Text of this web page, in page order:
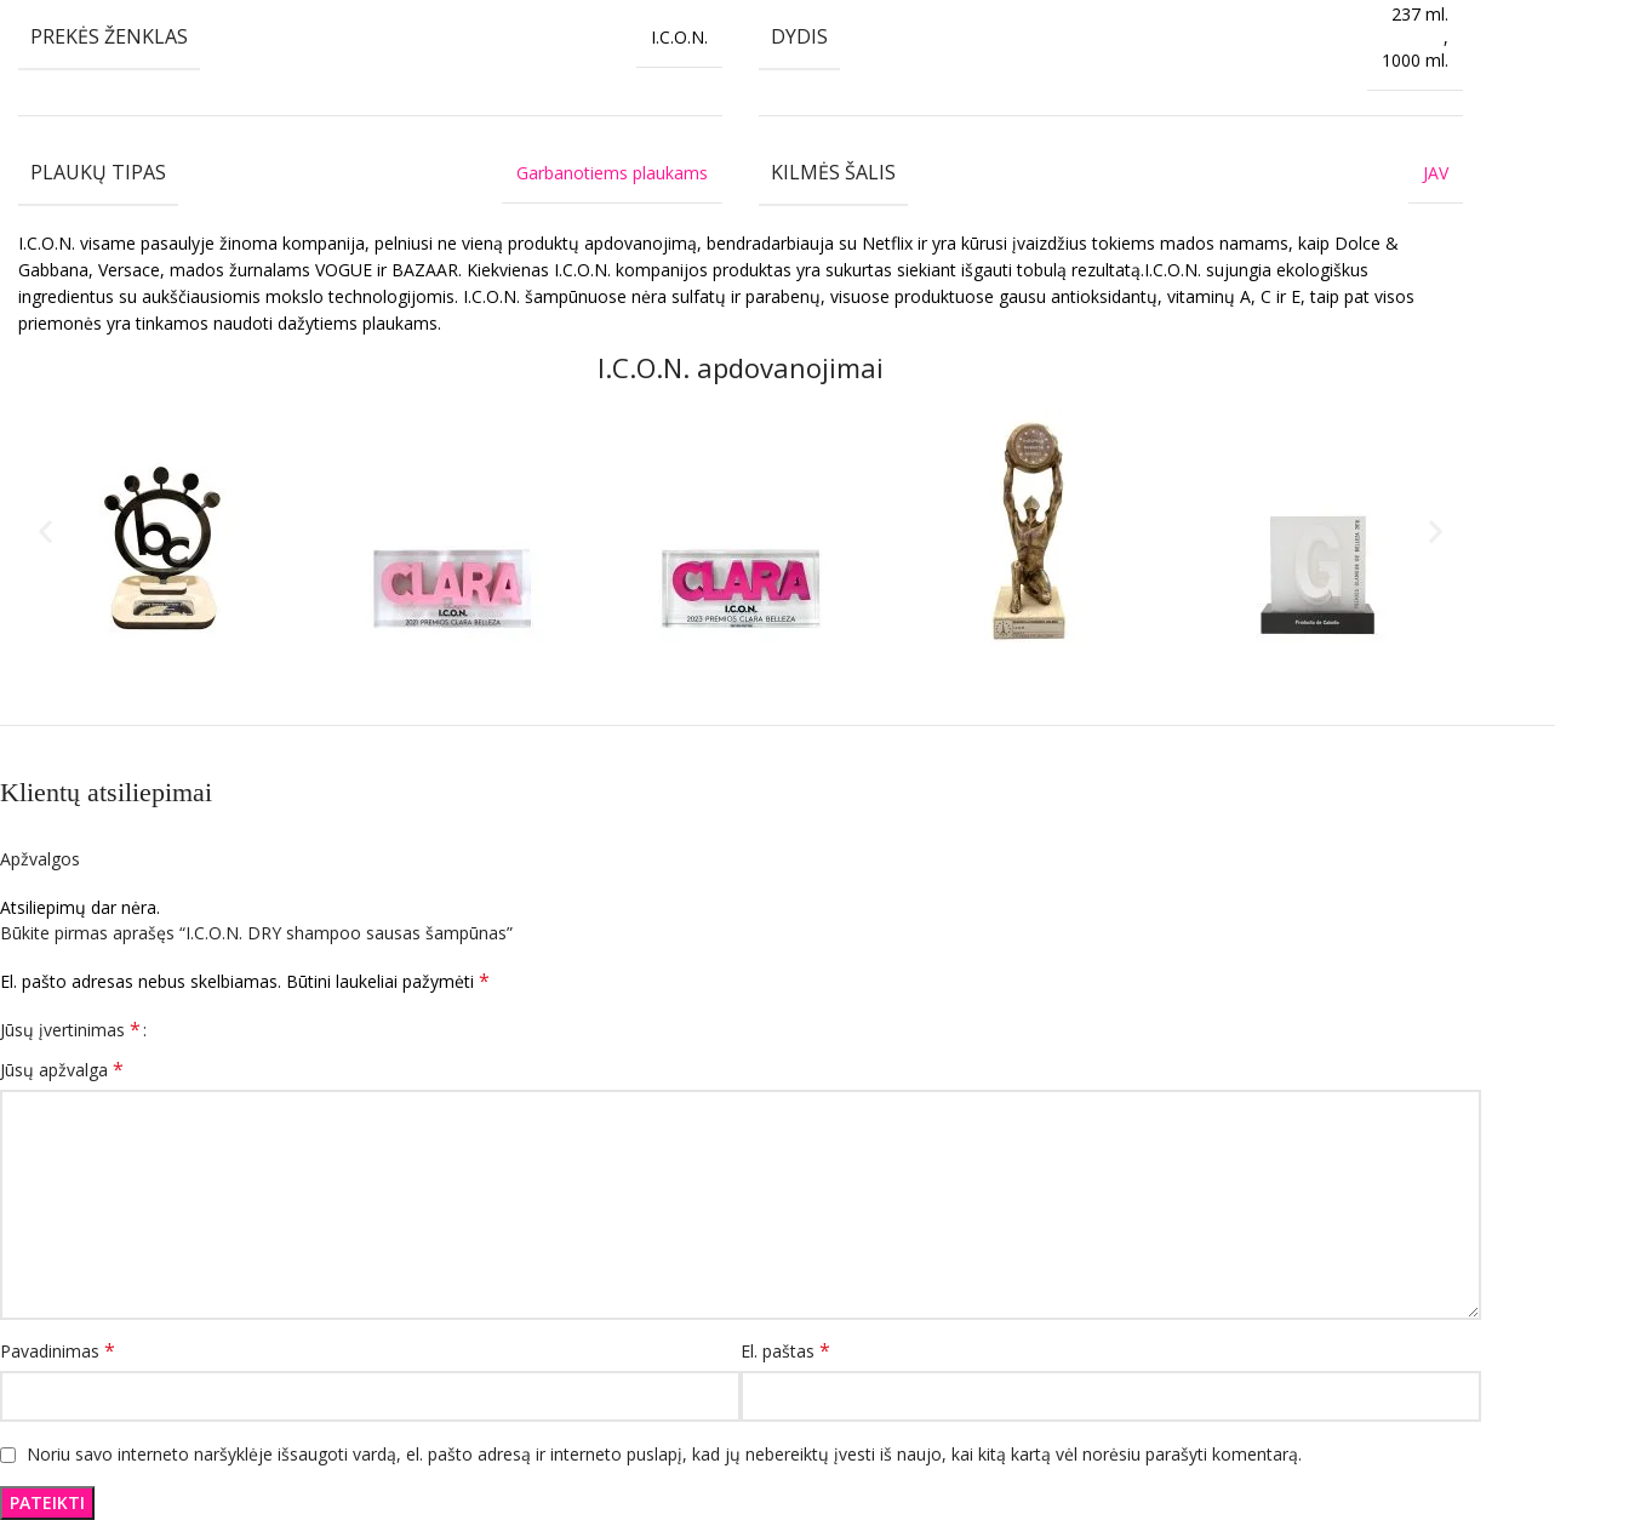
PREKĖS ŽENKLAS I.C.O.N. DYDIS
237 ml.
,
1000 ml.
PLAUKŲ TIPAS Garbanotiems plaukams KILMĖS ŠALIS JAV
I.C.O.N. visame pasaulyje žinoma kompanija, pelniusi ne vieną produktų apdovanojimą, bendradarbiauja su Netflix ir yra kūrusi įvaizdžius tokiems mados namams, kaip Dolce &
Gabbana, Versace, mados žurnalams VOGUE ir BAZAAR. Kiekvienas I.C.O.N. kompanijos produktas yra sukurtas siekiant išgauti tobulą rezultatą.I.C.O.N. sujungia ekologiškus
ingredientus su aukščiausiomis mokslo technologijomis. I.C.O.N. šampūnuose nėra sulfatų ir parabenų, visuose produktuose gausu antioksidantų, vitaminų A, C ir E, taip pat visos
priemonės yra tinkamos naudoti dažytiems plaukams.
I.C.O.N. apdovanojimai
Klientų atsiliepimai
Apžvalgos
Atsiliepimų dar nėra.
Būkite pirmas aprašęs “I.C.O.N. DRY shampoo sausas šampūnas”
El. pašto adresas nebus skelbiamas. Būtini laukeliai pažymėti *
Jūsų įvertinimas *
Jūsų apžvalga *
Pavadinimas * El. paštas *
Noriu savo interneto naršyklėje išsaugoti vardą, el. pašto adresą ir interneto puslapį, kad jų nebereiktų įvesti iš naujo, kai kitą kartą vėl norėsiu parašyti komentarą.